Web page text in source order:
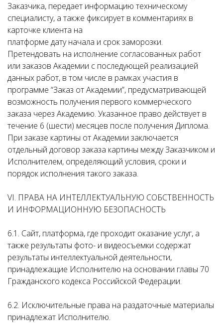
Заказчика, передает информацию техническому
специалисту, а также фиксирует в комментариях в
карточке клиента на
платформе дату начала и срок заморозки.
Претендовать на исполнение согласованных работ
или заказов Академии с последующей реализацией
данных работ, в том числе в рамках участия в
программе “Заказ от Академии”, предусматривающей
возможность получения первого коммерческого
заказа через Академию. Указанное право действует в
течение 6 (шести) месяцев после получения Диплома.
При заказе картины от Академии заключается
отдельный договор заказа картины между Заказчиком и
Исполнителем, определяющий условия, сроки и
порядок исполнения такого заказа.
VI. ПРАВА НА ИНТЕЛЛЕКТУАЛЬНУЮ СОБСТВЕННОСТЬ
И ИНФОРМАЦИОННУЮ БЕЗОПАСНОСТЬ
6.1. Сайт, платформа, где проходит оказание услуг, а
также результаты фото- и видеосъемки содержат
результаты интеллектуальной деятельности,
принадлежащие Исполнителю на основании главы 70
Гражданского кодекса Российской Федерации.
6.2. Исключительные права на раздаточные материалы
принадлежат Исполнителю.